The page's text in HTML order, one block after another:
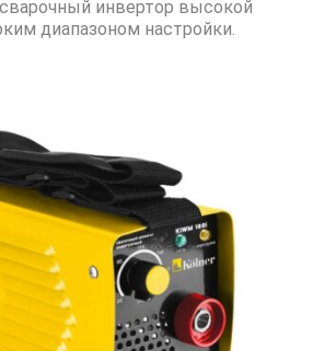
инвертор высокой
диапазоном настройки.